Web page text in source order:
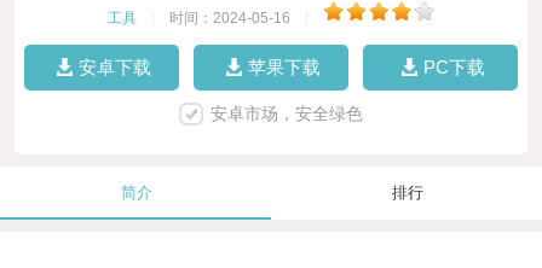
工具 时间：2024-05-16
安卓下载 苹果下载 PC下载
安卓市场，安全绿色
简介 排行